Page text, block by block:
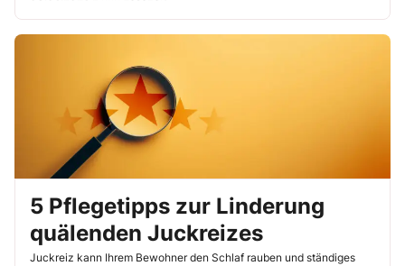
5 Pflegetipps zur Linderung
quälenden Juckreizes
Juckreiz kann Ihrem Bewohner den Schlaf rauben und ständiges